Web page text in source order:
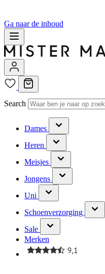
Ga naar de inhoud
Search
Dames
Heren
Meisjes
Jongens
Uni
Schoenverzorging
Sale
Merken